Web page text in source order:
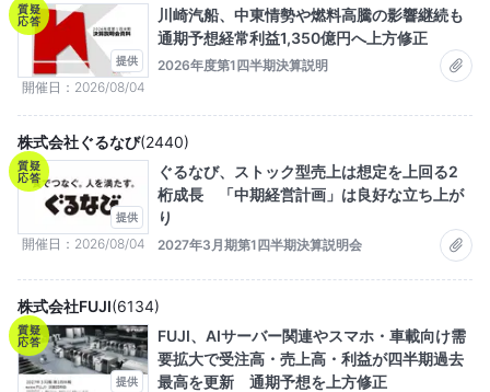
質疑
応答
提供
開催日 2026/08/04
川崎汽船、中東情勢や燃料高騰の影響継続も
通期予想経常利益1,350億円へ上方修正
2026年度第1四半期決算説明
質疑
応答
提供
開催日 2026/08/04
株式会社ぐるなび(2440)
ぐるなび、ストック型売上は想定を上回る2
桁成長 「中期経営計画」は良好な立ち上が
り
2027年3月期第1四半期決算説明会
質疑
応答
提供
株式会社FUJI(6134)
FUJI、AIサーバー関連やスマホ・車載向け需
要拡大で受注高・売上高・利益が四半期過去
最高を更新 通期予想を上方修正